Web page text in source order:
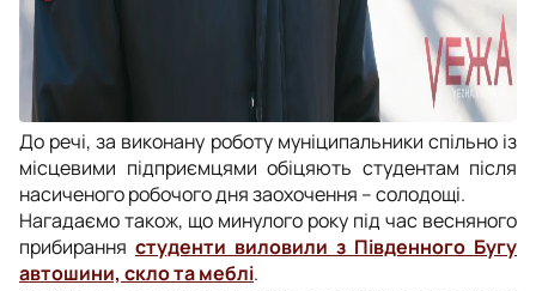
До речі, за виконану роботу муніципальники спільно із
місцевими підприємцями обіцяють студентам після
насиченого робочого дня заохочення – солодощі.
Нагадаємо також, що минулого року під час весняного
прибирання студенти виловили з Південного Бугу
автошини, скло та меблі.